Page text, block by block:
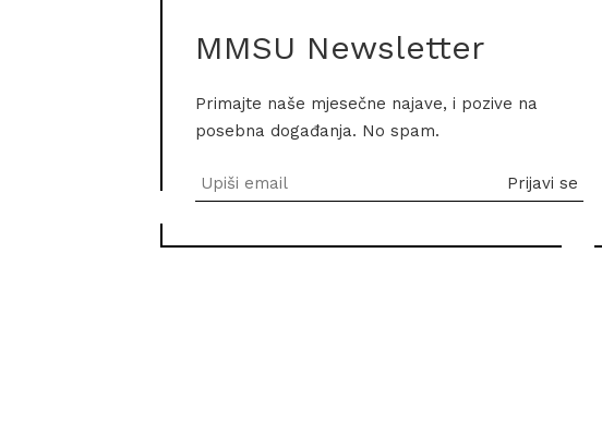
MMSU Newsletter
Primajte naše mjesečne najave, i pozive na
posebna događanja. No spam.